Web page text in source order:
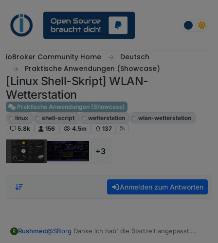
ioBroker Community Home
Deutsch
Praktische Anwendungen (Showcase)
[Linux Shell-Skript] WLAN-
Wetterstation
Praktische Anwendungen (Showcase)
linux
shell-script wetterstation
wlan-wetterstation
5.8k
156 4.5m 137
+3
Anmelden zum Antworten
R Rushmed@SBorg Danke ich hab' die Startzeit angepasst.